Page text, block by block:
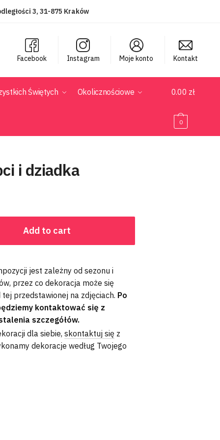
3, 31-875 Kraków
Facebook Instagram Moje konto Kontakt
Świętych Okolicznościowe 0.00 zł
0
i dziadka
Add to cart
jest zależny od sezonu i
przez co dekoracja może się
tej przedstawionej na zdjęciach. Po
kontaktować się z
szczegółów.
dla siebie,skontaktuj się z
dekoracje według Twojego